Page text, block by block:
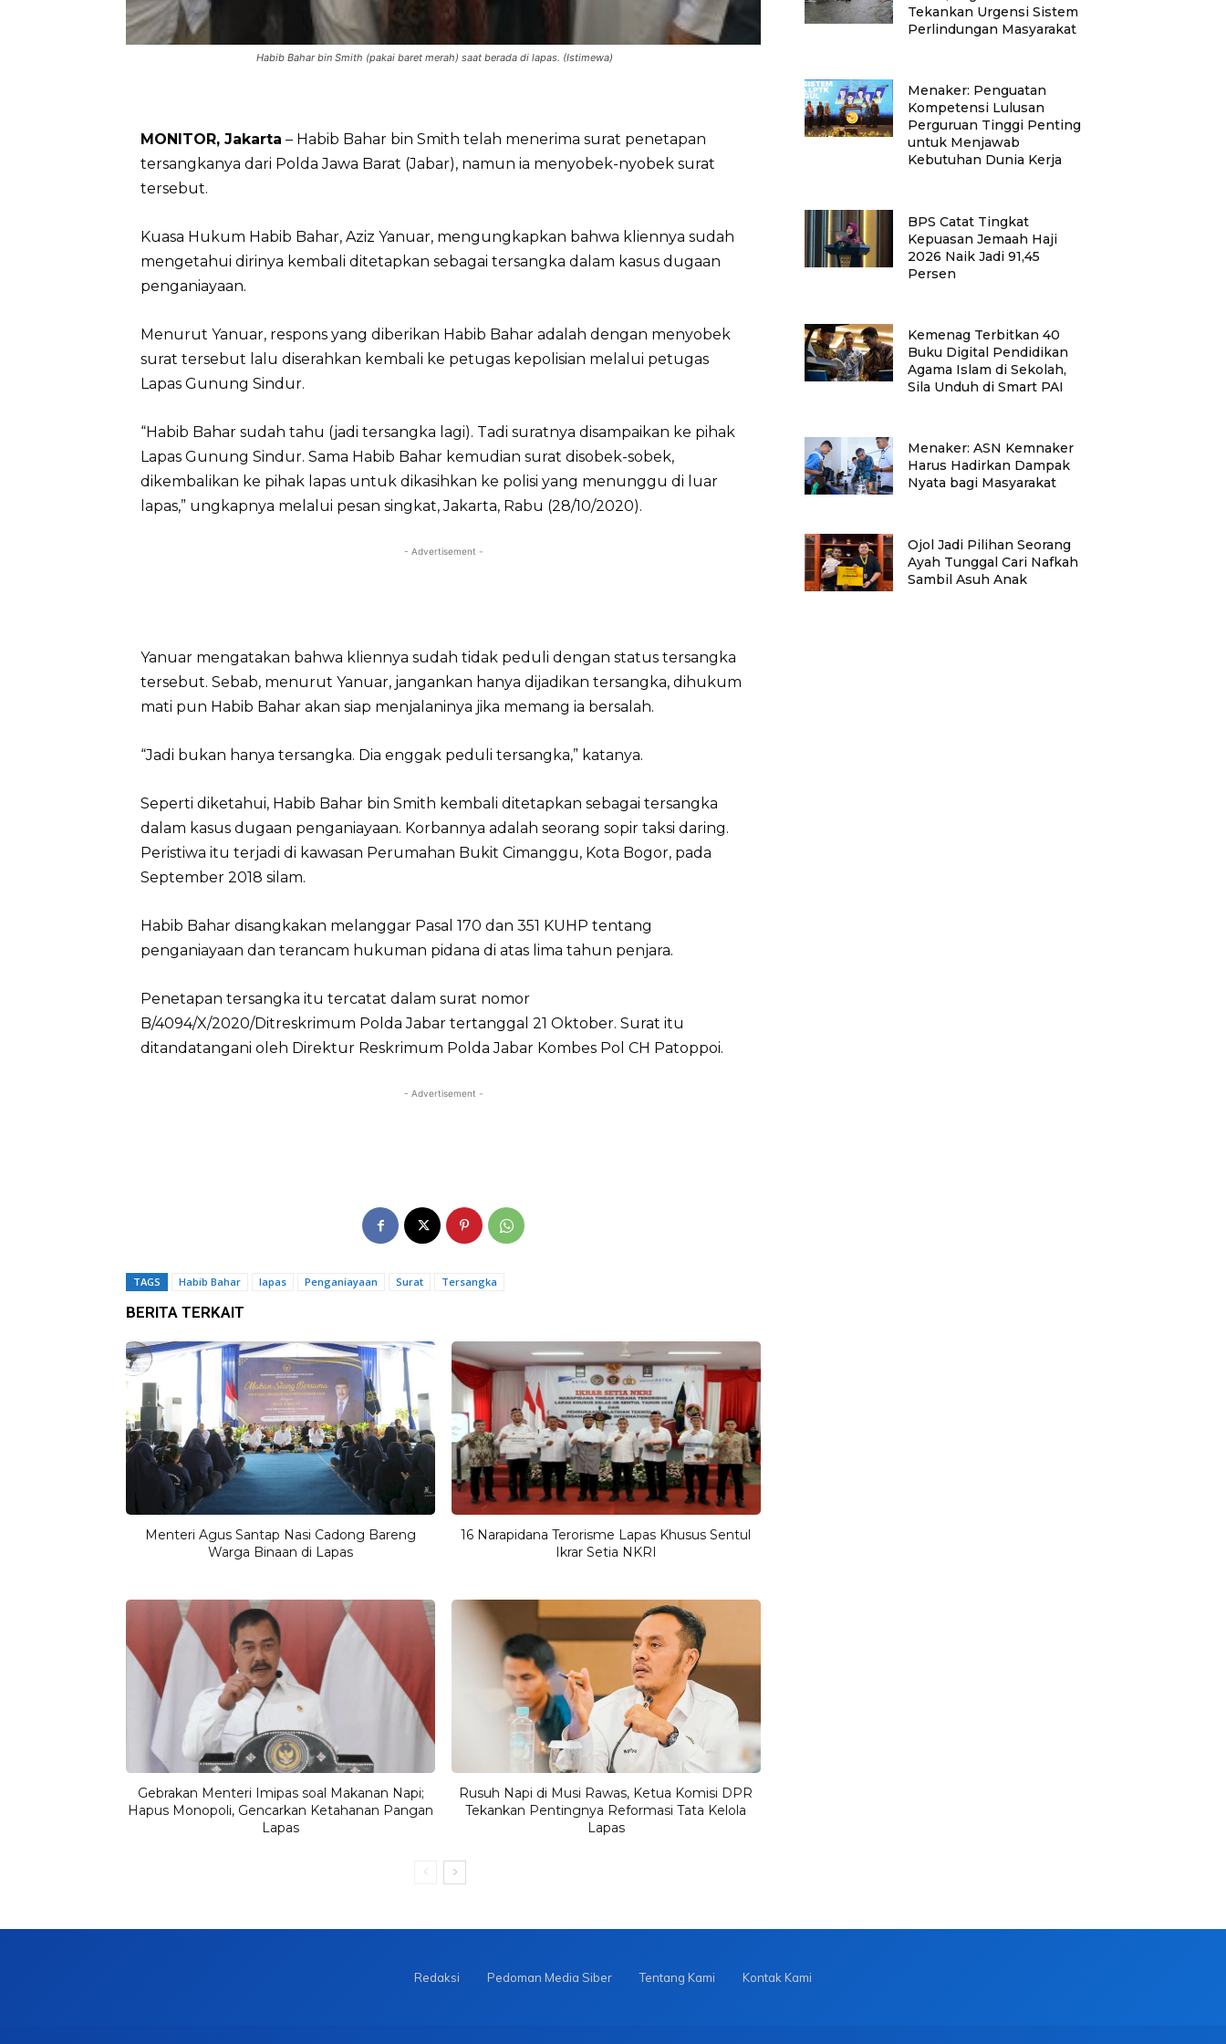
Habib Bahar bin Smith (pakai baret merah) saat berada di lapas. (Istimewa)
MONITOR, Jakarta – Habib Bahar bin Smith telah menerima surat penetapan
tersangkanya dari Polda Jawa Barat (Jabar), namun ia menyobek-nyobek surat
tersebut.
Kuasa Hukum Habib Bahar, Aziz Yanuar, mengungkapkan bahwa kliennya sudah
mengetahui dirinya kembali ditetapkan sebagai tersangka dalam kasus dugaan
penganiayaan.
Menurut Yanuar, respons yang diberikan Habib Bahar adalah dengan menyobek
surat tersebut lalu diserahkan kembali ke petugas kepolisian melalui petugas
Lapas Gunung Sindur.
“Habib Bahar sudah tahu (jadi tersangka lagi). Tadi suratnya disampaikan ke pihak
Lapas Gunung Sindur. Sama Habib Bahar kemudian surat disobek-sobek,
dikembalikan ke pihak lapas untuk dikasihkan ke polisi yang menunggu di luar
lapas,” ungkapnya melalui pesan singkat, Jakarta, Rabu (28/10/2020).
- Advertisement -
Yanuar mengatakan bahwa kliennya sudah tidak peduli dengan status tersangka
tersebut. Sebab, menurut Yanuar, jangankan hanya dijadikan tersangka, dihukum
mati pun Habib Bahar akan siap menjalaninya jika memang ia bersalah.
“Jadi bukan hanya tersangka. Dia enggak peduli tersangka,” katanya.
Seperti diketahui, Habib Bahar bin Smith kembali ditetapkan sebagai tersangka
dalam kasus dugaan penganiayaan. Korbannya adalah seorang sopir taksi daring.
Peristiwa itu terjadi di kawasan Perumahan Bukit Cimanggu, Kota Bogor, pada
September 2018 silam.
Habib Bahar disangkakan melanggar Pasal 170 dan 351 KUHP tentang
penganiayaan dan terancam hukuman pidana di atas lima tahun penjara.
Penetapan tersangka itu tercatat dalam surat nomor
B/4094/X/2020/Ditreskrimum Polda Jabar tertanggal 21 Oktober. Surat itu
ditandatangani oleh Direktur Reskrimum Polda Jabar Kombes Pol CH Patoppoi.
- Advertisement -
TAGS Habib Bahar lapas Penganiayaan Surat Tersangka
BERITA TERKAIT
Menteri Agus Santap Nasi Cadong Bareng
Warga Binaan di Lapas
16 Narapidana Terorisme Lapas Khusus Sentul
Ikrar Setia NKRI
Gebrakan Menteri Imipas soal Makanan Napi;
Hapus Monopoli, Gencarkan Ketahanan Pangan
Lapas
Rusuh Napi di Musi Rawas, Ketua Komisi DPR
Tekankan Pentingnya Reformasi Tata Kelola
Lapas
Tekankan Urgensi Sistem
Perlindungan Masyarakat
Menaker: Penguatan
Kompetensi Lulusan
Perguruan Tinggi Penting
untuk Menjawab
Kebutuhan Dunia Kerja
BPS Catat Tingkat
Kepuasan Jemaah Haji
2026 Naik Jadi 91,45
Persen
Kemenag Terbitkan 40
Buku Digital Pendidikan
Agama Islam di Sekolah,
Sila Unduh di Smart PAI
Menaker: ASN Kemnaker
Harus Hadirkan Dampak
Nyata bagi Masyarakat
Ojol Jadi Pilihan Seorang
Ayah Tunggal Cari Nafkah
Sambil Asuh Anak
Redaksi Pedoman Media Siber Tentang Kami Kontak Kami